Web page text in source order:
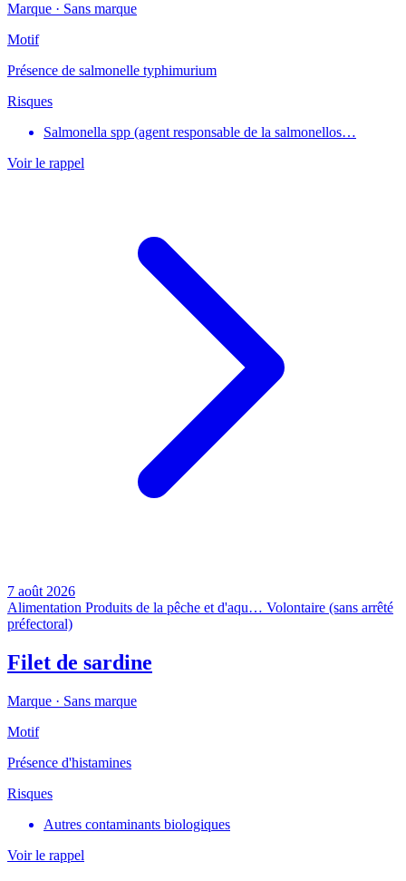
Marque · Sans marque
Motif
Présence de salmonelle typhimurium
Risques
Salmonella spp (agent responsable de la salmonellos…
Voir le rappel
7 août 2026
Alimentation Produits de la pêche et d'aqu… Volontaire (sans arrêté
préfectoral)
Filet de sardine
Marque · Sans marque
Motif
Présence d'histamines
Risques
Autres contaminants biologiques
Voir le rappel